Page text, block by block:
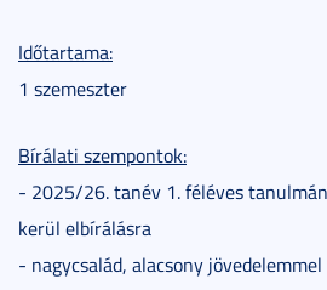
Időtartama:
1 szemeszter
Bírálati szempontok:
- 2025/26. tanév 1. féléves
kerül elbírálásra
- nagycsalád, alacsony